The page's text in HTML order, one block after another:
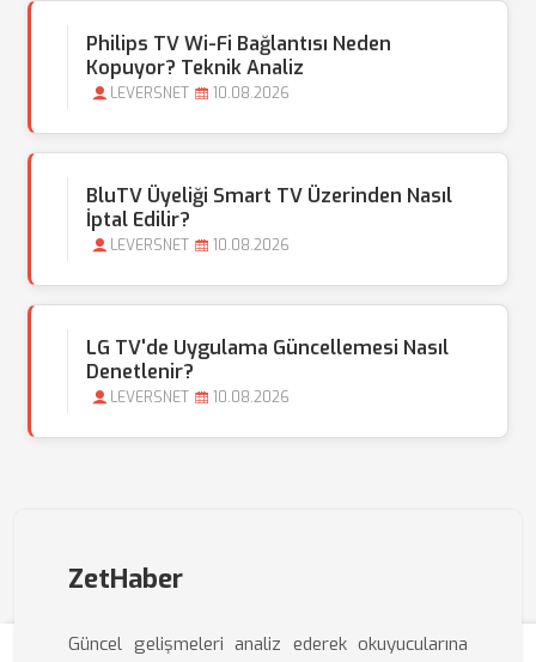
Philips TV Wi-Fi Bağlantısı Neden
Kopuyor? Teknik Analiz
LEVERSNET 10.08.2026
BluTV Üyeliği Smart TV Üzerinden Nasıl
İptal Edilir?
LEVERSNET 10.08.2026
LG TV'de Uygulama Güncellemesi Nasıl
Denetlenir?
LEVERSNET 10.08.2026
ZetHaber
Güncel gelişmeleri analiz ederek okuyucularına